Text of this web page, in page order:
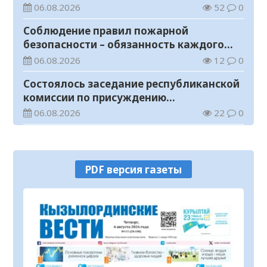
ценностях и Конституции
06.08.2026 52 0
Соблюдение правил пожарной
безопасности – обязанность каждого
гражданина
06.08.2026 12 0
Состоялось заседание республиканской
комиссии по присуждению
образовательных грантов
06.08.2026 22 0
продолжаются реставрационные
06.08.2026
Прогноз погоды на 6 августа
06.08.2026
В Казахстане создается новая система
защиты средств ОСМС от
необоснованных выплат
05.08.2026 88
PDF версия газеты